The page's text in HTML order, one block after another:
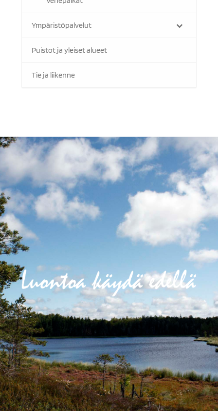
Ympäristöpalvelut
Puistot ja yleiset alueet
Tie ja liikenne